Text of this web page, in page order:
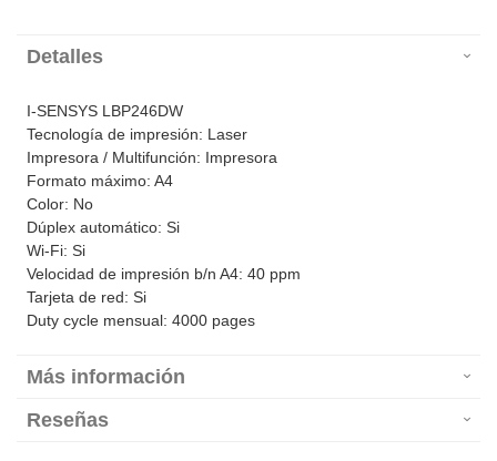
Detalles
I-SENSYS LBP246DW
Tecnología de impresión: Laser
Impresora / Multifunción: Impresora
Formato máximo: A4
Color: No
Dúplex automático: Si
Wi-Fi: Si
Velocidad de impresión b/n A4: 40 ppm
Tarjeta de red: Si
Duty cycle mensual: 4000 pages
Más información
Reseñas